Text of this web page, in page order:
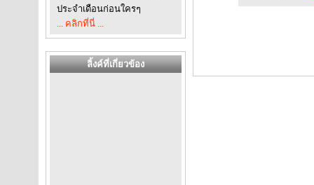
ประจำเดือนก่อนใครๆ
... คลิกที่นี่ ...
ลิ้งค์ที่เกี่ยวข้อง